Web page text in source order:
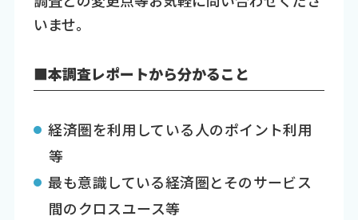
いませ。
■本調査レポートから分かること
経済圏を利用している人のポイント利用
等
最も意識している経済圏とそのサービス
間のクロスユース等